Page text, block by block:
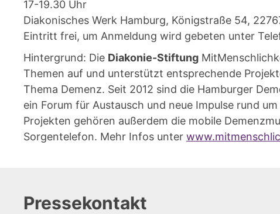
17-19.30 Uhr
Diakonisches Werk Hamburg, Königstraße 54,
Eintritt frei, um Anmeldung wird gebeten unter
Hintergrund: Die Diakonie-Stiftung
Themen auf und unterstützt entsprechende
Thema Demenz. Seit 2012 sind die Hamburger
ein Forum für Austausch und neue Impulse rund
Projekten gehören außerdem die mobile
Sorgentelefon. Mehr Infos unter
Pressekontakt